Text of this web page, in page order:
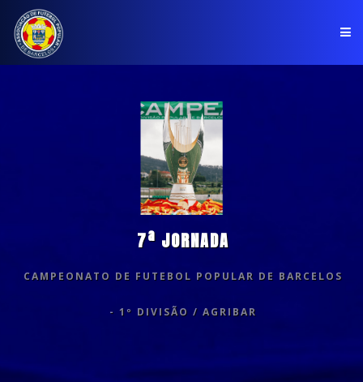
CLUBES
7ª JORNADA
CAMPEONATO DE FUTEBOL POPULAR DE BARCELOS
- 1º DIVISÃO / AGRIBAR